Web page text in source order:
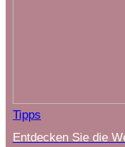
Tipps
Entdecken Sie die